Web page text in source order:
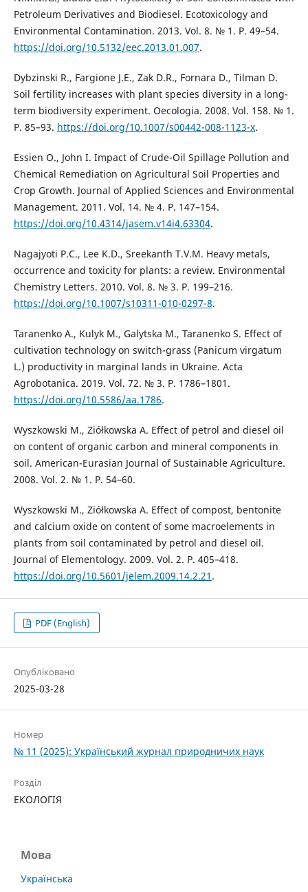
Petroleum Derivatives and Biodiesel. Ecotoxicology and
Environmental Contamination. 2013. Vol. 8. № 1. Р. 49–54.
https://doi.org/10.5132/eec.2013.01.007.
Dybzinski R., Fargione J.E., Zak D.R., Fornara D., Tilman D.
Soil fertility increases with plant species diversity in a long-
term biodiversity experiment. Oecologia. 2008. Vol. 158. № 1.
Р. 85–93. https://doi.org/10.1007/s00442-008-1123-x.
Essien O., John I. Impact of Crude-Oil Spillage Pollution and
Chemical Remediation on Agricultural Soil Properties and
Crop Growth. Journal of Applied Sciences and Environmental
Management. 2011. Vol. 14. № 4. Р. 147–154.
https://doi.org/10.4314/jasem.v14i4.63304.
Nagajyoti P.C., Lee K.D., Sreekanth T.V.M. Heavy metals,
occurrence and toxicity for plants: a review. Environmental
Chemistry Letters. 2010. Vol. 8. № 3. Р. 199–216.
https://doi.org/10.1007/s10311-010-0297-8.
Taranenko A., Kulyk M., Galytska M., Taranenko S. Effect of
cultivation technology on switch-grass (Panicum virgatum
L.) productivity in marginal lands in Ukraine. Acta
Agrobotanica. 2019. Vol. 72. № 3. Р. 1786–1801.
https://doi.org/10.5586/aa.1786.
Wyszkowski M., Ziółkowska A. Effect of petrol and diesel oil
on content of organic carbon and mineral components in
soil. American-Eurasian Journal of Sustainable Agriculture.
2008. Vol. 2. № 1. Р. 54–60.
Wyszkowski M., Ziółkowska A. Effect of compost, bentonite
and calcium oxide on content of some macroelements in
plants from soil contaminated by petrol and diesel oil.
Journal of Elementology. 2009. Vol. 2. Р. 405–418.
https://doi.org/10.5601/jelem.2009.14.2.21 .
PDF (English)
Опубліковано
2025-03-28
Номер
№ 11 (2025): Український журнал природничих наук
Розділ
ЕКОЛОГІЯ
Мова
Українська